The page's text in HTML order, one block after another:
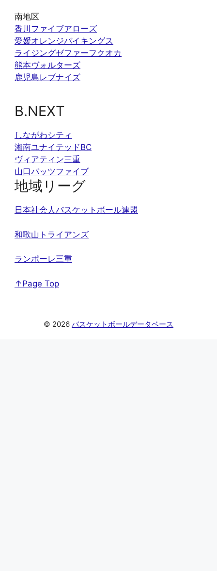
南地区
香川ファイブアローズ
愛媛オレンジバイキングス
ライジングゼファーフクオカ
熊本ヴォルターズ
鹿児島レブナイズ
B.NEXT
しながわシティ
湘南ユナイテッドBC
ヴィアティン三重
山口パッツファイブ
地域リーグ
日本社会人バスケットボール連盟
和歌山トライアンズ
ランポーレ三重
↑Page Top
© 2026 バスケットボールデータベース